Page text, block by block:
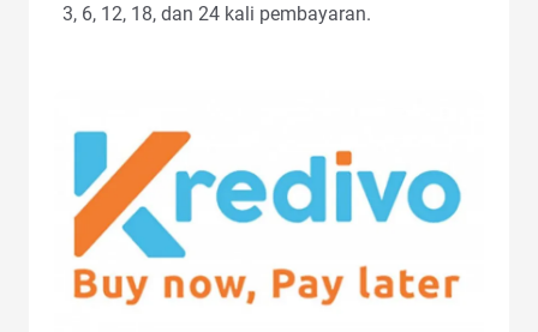
3, 6, 12, 18, dan 24 kali pembayaran.